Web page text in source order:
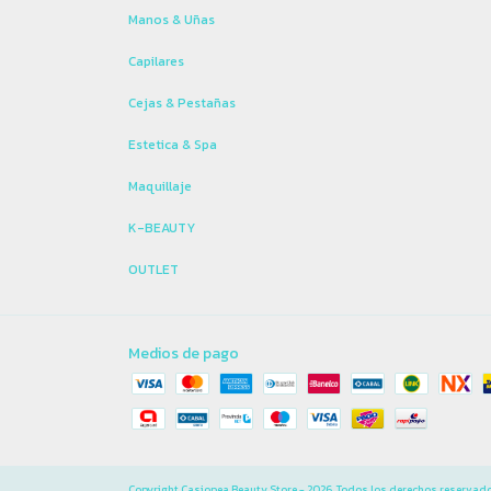
Manos & Uñas
Capilares
Cejas & Pestañas
Estetica & Spa
Maquillaje
K-BEAUTY
OUTLET
Medios de pago